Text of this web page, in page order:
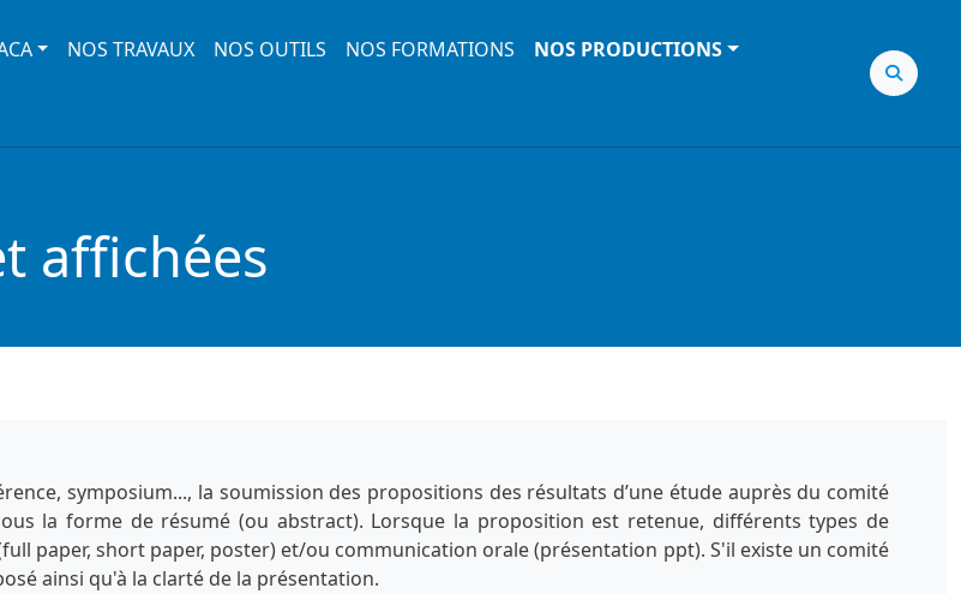
NOS TRAVAUX NOS OUTILS NOS FORMATIONS
NOS PRODUCTIONS
affichées
symposium..., la soumission des propositions des résultats d’une étude auprès du comité
la forme de résumé (ou abstract). Lorsque la proposition est retenue, différents types de
paper, short paper, poster) et/ou communication orale (présentation ppt). S'il existe un comité
ainsi qu'à la clarté de la présentation.